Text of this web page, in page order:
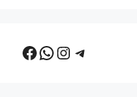
Facebook
WhatsApp
Instagram
Telegram